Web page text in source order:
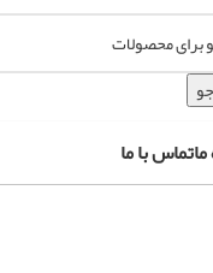
تماس با ما